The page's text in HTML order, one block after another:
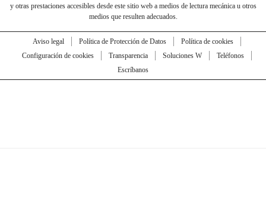
y otras prestaciones accesibles desde este sitio web a medios de lectura mecánica u otros
medios que resulten adecuados.
Aviso legal Política de Protección de Datos
Política de cookies
Configuración de cookies
Transparencia Soluciones W
Teléfonos
Escríbanos